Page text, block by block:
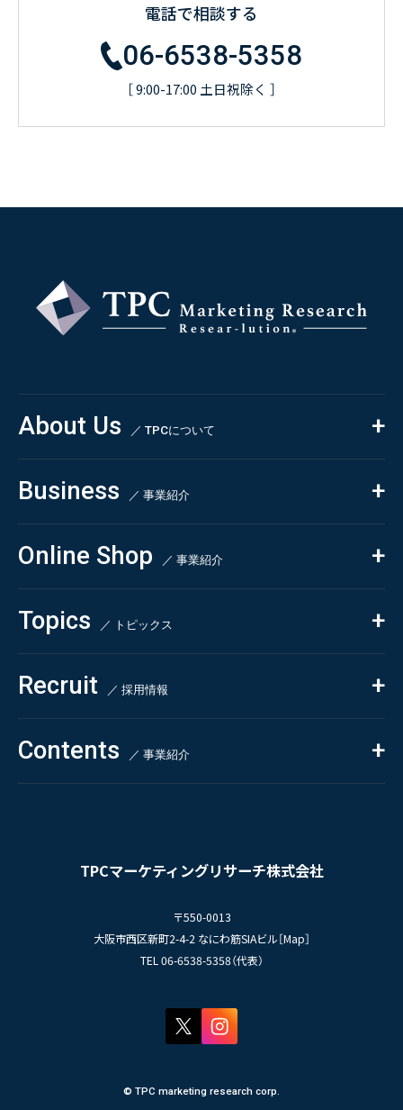
電話で相談する
06-6538-5358
［ 9:00-17:00 土日祝除く ］
TPCマーケティングリサーチ株式会社
〒550-0013
大阪市西区新町2-4-2 なにわ筋SIAビル［Map］
TEL 06-6538-5358（代表）
© TPC marketing research corp.
About Us ／ TPCについて
私たちの強み
会社概要・沿革
CSR
Business ／ 事業紹介
コンサルティング
依頼・受託調査
- 市場調査
- 競合調査
- アンケート調査
- クイックリサーチ
自主企画調査
Online Shop ／ 事業紹介
Beauty & Cosmetics
Health & Food
Pharmaceuticals & Medical
Chemical & Life Sciences
Topics ／ トピックス
ALL
お知らせ
新刊情報
掲載情報
Recruit ／ 採用情報
採用TOP
- 求める人物像
Contents ／ 事業紹介
お問い合わせ
プライバシーポリシー